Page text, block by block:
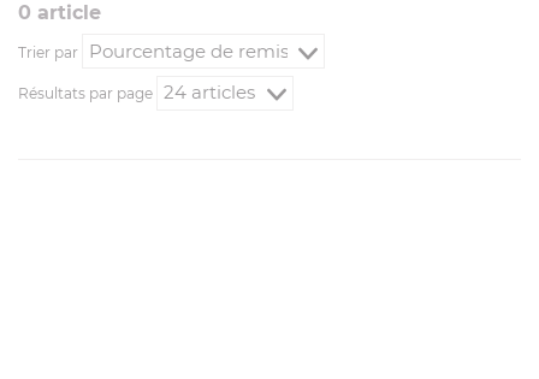
0 article
Trier par
Résultats par page